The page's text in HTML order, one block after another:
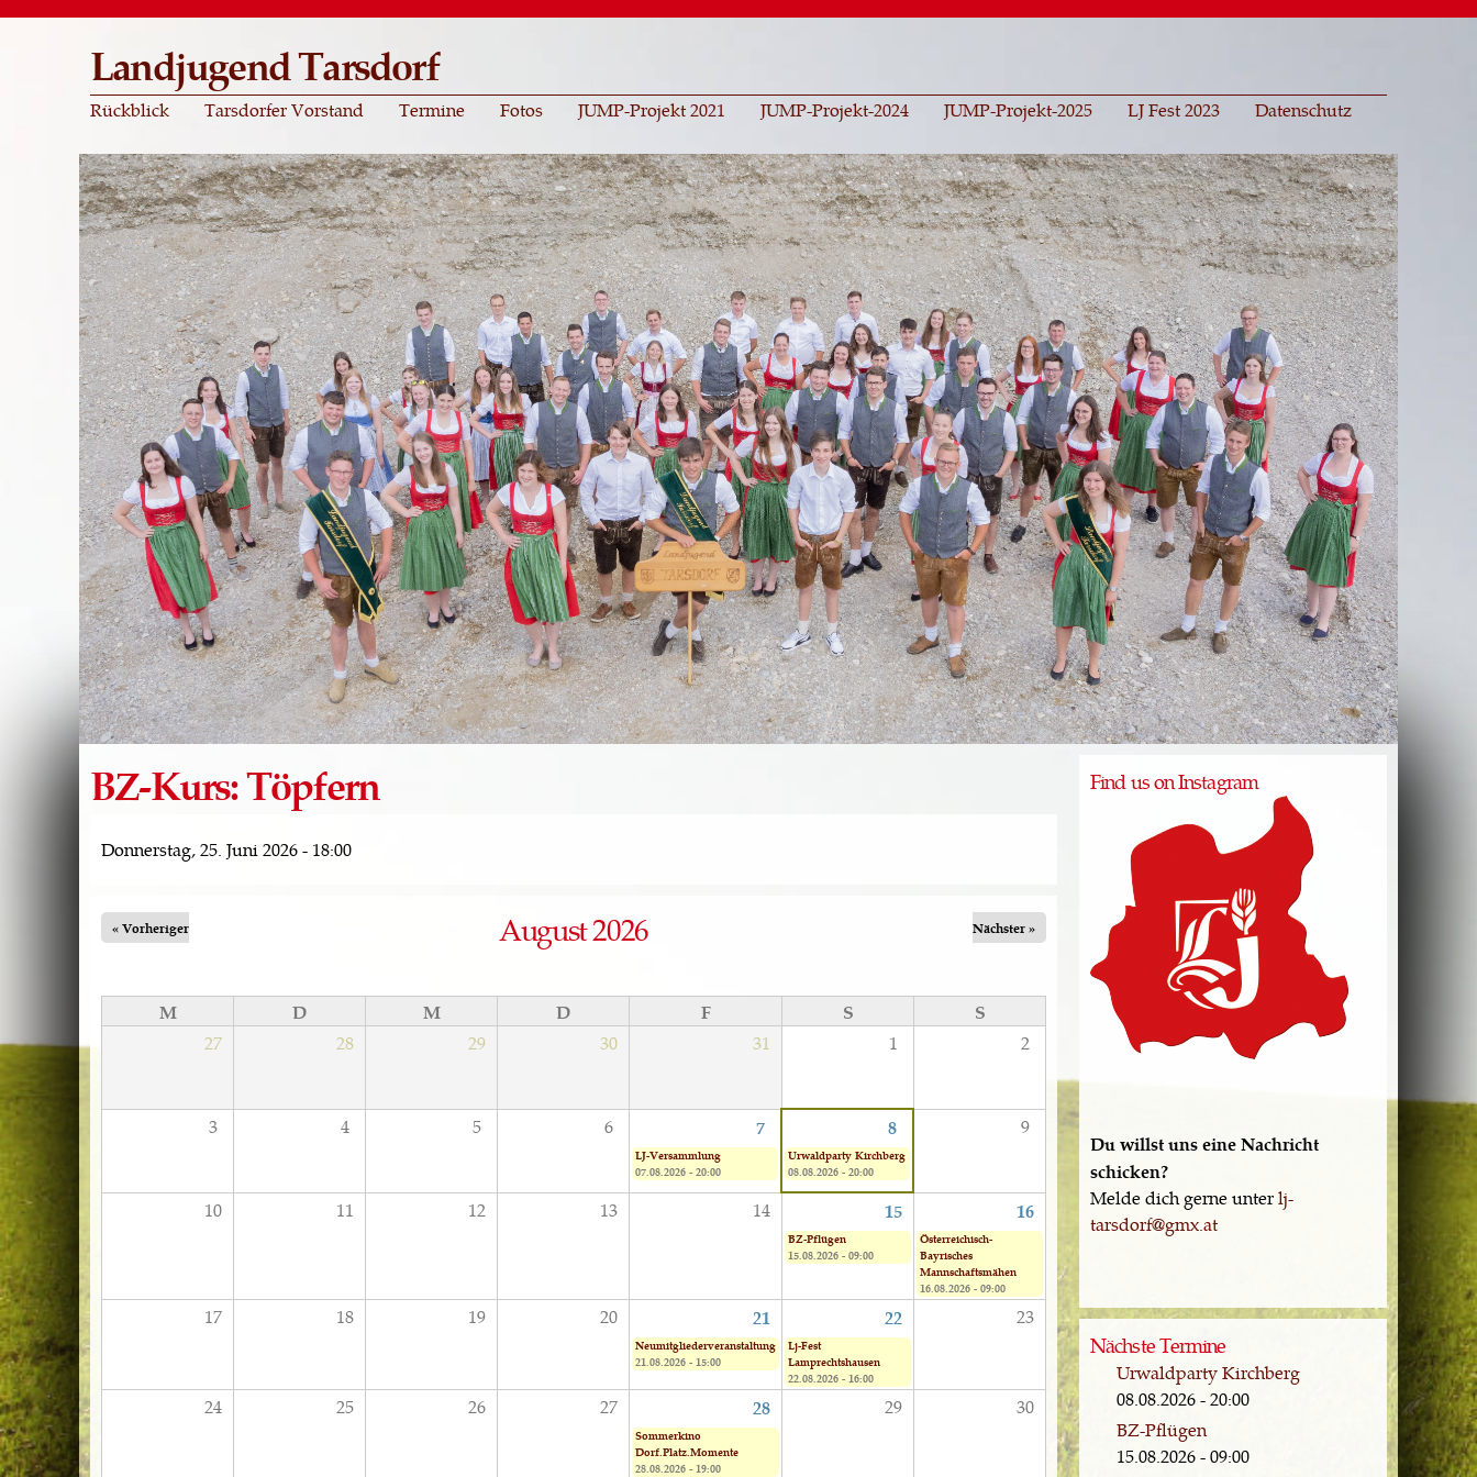
Direkt
Landjugend Tarsdorf
Rückblick Tarsdorfer Vorstand Termine Fotos JUMP-Projekt 2021 JUMP-Projekt-2024 JUMP-Projekt-2025 LJ Fest 2023 Datenschutz
BZ-Kurs: Töpfern
Donnerstag, 25. Juni 2026 - 18:00
August 2026
« Vorheriger Nächster »
M D M D F S S
27 28 29 30 31 1 2
3 4 5 6 7 8 9
LJ-Versammlung
07.08.2026 - 20:00
Urwaldparty Kirchberg
08.08.2026 - 20:00
10 11 12 13 14 15 16
BZ-Pflügen
15.08.2026 - 09:00
Österreichisch-
Bayrisches
Mannschaftsmähen
16.08.2026 - 09:00
17 18 19 20 21 22 23
Neumitgliederveranstaltung
21.08.2026 - 15:00
Lj-Fest
Lamprechtshausen
22.08.2026 - 16:00
24 25 26 27 28 29 30
Sommerkino
Dorf.Platz.Momente
28.08.2026 - 19:00
Find us on Instagram
Du willst uns eine Nachricht
schicken?
Melde dich gerne unterlj-
tarsdorf@gmx.at
Nächste Termine
Urwaldparty Kirchberg
08.08.2026 - 20:00
BZ-Pflügen
15.08.2026 - 09:00